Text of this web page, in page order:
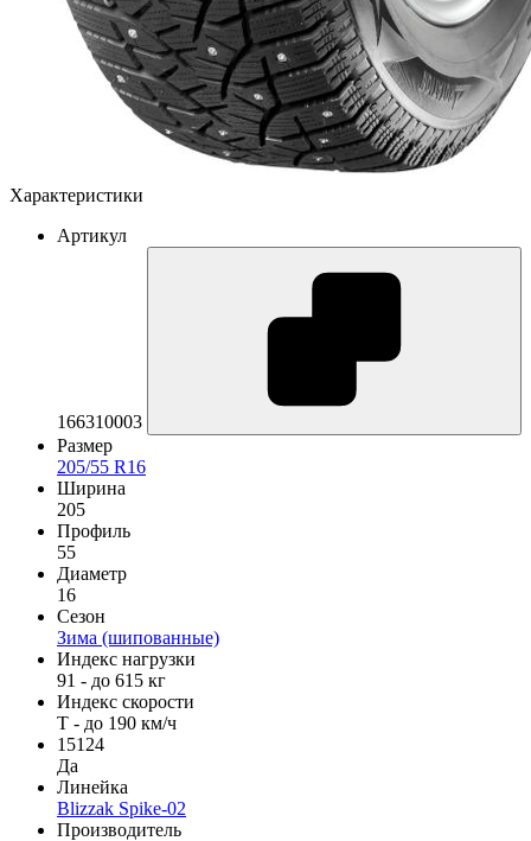
Характеристики
Артикул
166310003
Размер
205/55 R16
Ширина
205
Профиль
55
Диаметр
16
Сезон
Зима (шипованные)
Индекс нагрузки
91 - до 615 кг
Индекс скорости
T - до 190 км/ч
15124
Да
Линейка
Blizzak Spike-02
Производитель